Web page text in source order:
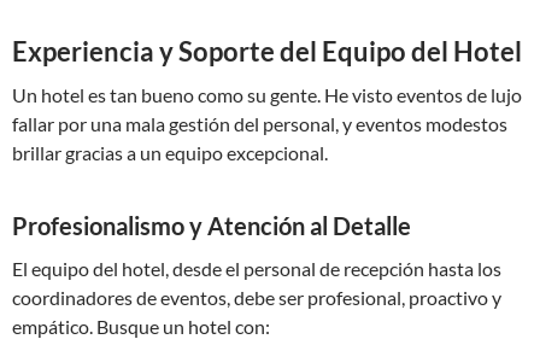
Experiencia y Soporte del Equipo del Hotel
Un hotel es tan bueno como su gente. He visto eventos de lujo
fallar por una mala gestión del personal, y eventos modestos
brillar gracias a un equipo excepcional.
Profesionalismo y Atención al Detalle
El equipo del hotel, desde el personal de recepción hasta los
coordinadores de eventos, debe ser profesional, proactivo y
empático. Busque un hotel con: